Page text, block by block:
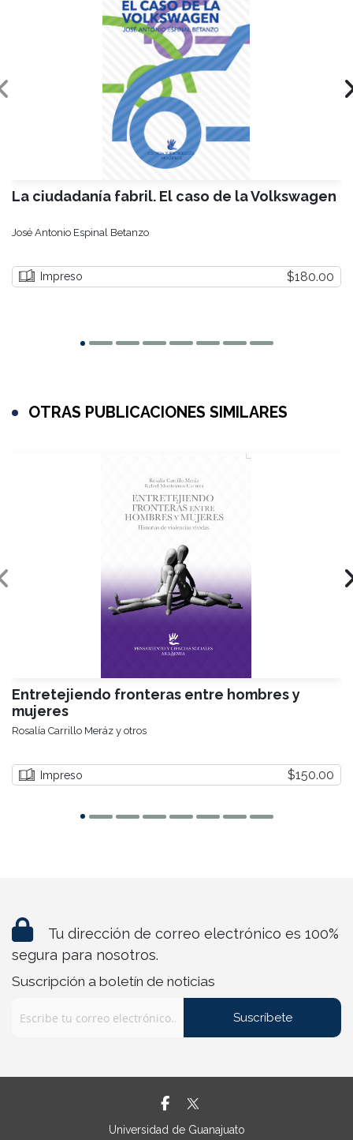
La ciudadanía fabril. El caso de la Volkswagen
José Antonio Espinal Betanzo
Impreso $180.00
OTRAS PUBLICACIONES SIMILARES
Entretejiendo fronteras entre hombres y
mujeres
Rosalía Carrillo Meráz y otros
Impreso $150.00
Tu dirección de correo electrónico es 100%
segura para nosotros.
Suscripción a boletín de noticias
Suscríbete
Universidad de Guanajuato